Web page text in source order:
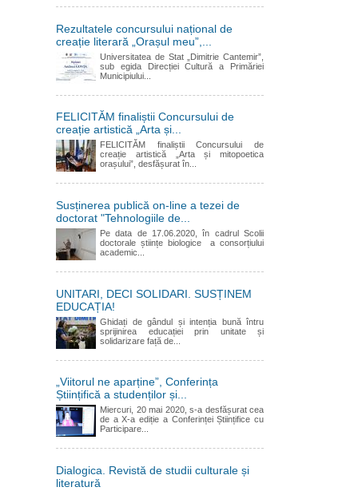
Rezultatele concursului național de
creație literară „Orașul meu”,...
Universitatea de Stat „Dimitrie Cantemir”,
sub egida Direcției Cultură a Primăriei
Municipiului...
FELICITĂM finaliștii Concursului de
creație artistică „Arta și...
FELICITĂM finaliștii Concursului de
creație artistică „Arta și mitopoetica
orașului”, desfășurat în...
Susținerea publică on-line a tezei de
doctorat "Tehnologiile de...
Pe data de 17.06.2020, în cadrul Scolii
doctorale științe biologice a consorțiului
academic...
UNITARI, DECI SOLIDARI. SUSȚINEM
EDUCAȚIA!
Ghidați de gândul și intenția bună întru
sprijinirea educației prin unitate și
solidarizare față de...
„Viitorul ne aparține”, Conferința
Științifică a studenților și...
Miercuri, 20 mai 2020, s-a desfășurat cea
de a X-a ediție a Conferinței Științifice cu
Participare...
Dialogica. Revistă de studii culturale și
literatură